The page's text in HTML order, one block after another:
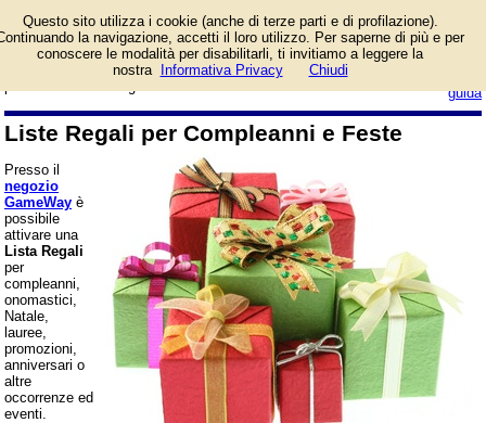
guida
E' possibile preparare
una lista di regali tra cui
dare la scelta o
prevedere delle quote con cui si
Liste Regali per Compleanni e Feste
Presso il
negozio
GameWay è
possibile
attivare una
Lista Regali
per
compleanni,
onomastici,
Natale,
lauree,
promozioni,
anniversari o
altre
occorrenze ed
eventi.
Questo sito utilizza i cookie (anche di terze parti e di profilazione).
la navigazione, accetti il loro utilizzo. Per saperne di più e per
conoscere le modalità per disabilitarli, ti invitiamo a leggere la
nostra
Informativa Privacy Chiudi